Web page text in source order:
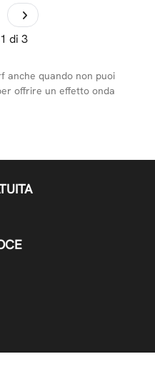
di 3
anche quando non puoi
offrire un effetto onda